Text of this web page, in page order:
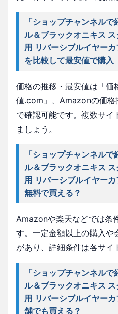
「ショップチャンネル
ル＆ブラックオニキス
用 リバーシブルイヤー
を比較して最安値で購入
価格の推移・最安値は「価
値.com」、Amazonの価格
で確認可能です。複数サイ
ましょう。
「ショップチャンネル
ル＆ブラックオニキス
用 リバーシブルイヤー
無料で買える？
Amazonや楽天などでは条
す。一定金額以上の購入や
があり、詳細条件は各サイ
「ショップチャンネル
ル＆ブラックオニキス
用 リバーシブルイヤー
舗でも買える？